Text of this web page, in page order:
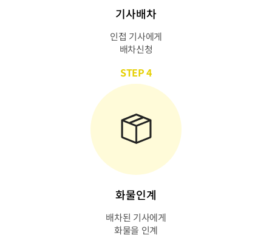
기사배차
인접 기사에게
배차신청
STEP 4
화물인계
배차된 기사에게
화물을 인계